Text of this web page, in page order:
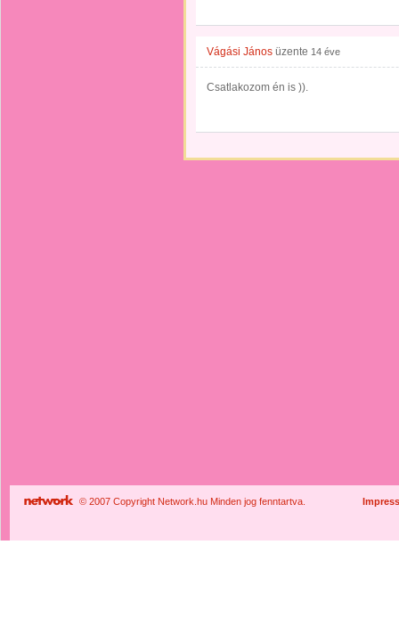
Vágási János üzente 14 éve
Csatlakozom én is )).
© 2007 Copyright Network.hu Minden jog fenntartva.